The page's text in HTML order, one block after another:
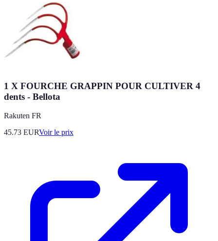
1 X FOURCHE GRAPPIN POUR CULTIVER 4
dents - Bellota
Rakuten FR
45.73 EURVoir le prix